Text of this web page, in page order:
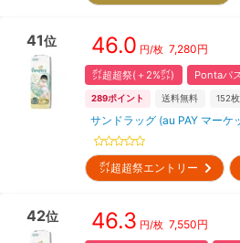
41位 46.0 円/枚 7,280円
㌽超超祭(＋2%㌽) Pontaパ
289ポイント 送料無料 152
サンドラッグ (au PAY マーケ
㌽超超祭エントリー
42位 46.3 円/枚 7,550円